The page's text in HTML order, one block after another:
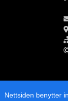
Nettsiden benytter